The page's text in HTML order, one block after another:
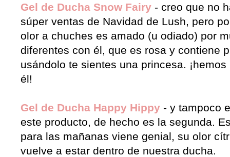
Gel de Ducha Snow Fairy - creo que no
súper ventas de Navidad de Lush, pero
olor a chuches es amado (u odiado) por
diferentes con él, que es rosa y contiene
usándolo te sientes una princesa.
él!
Gel de Ducha Happy Hippy - y tampoco
este producto, de hecho es la segunda.
para las mañanas viene genial, su olor
vuelve a estar dentro de nuestra ducha.